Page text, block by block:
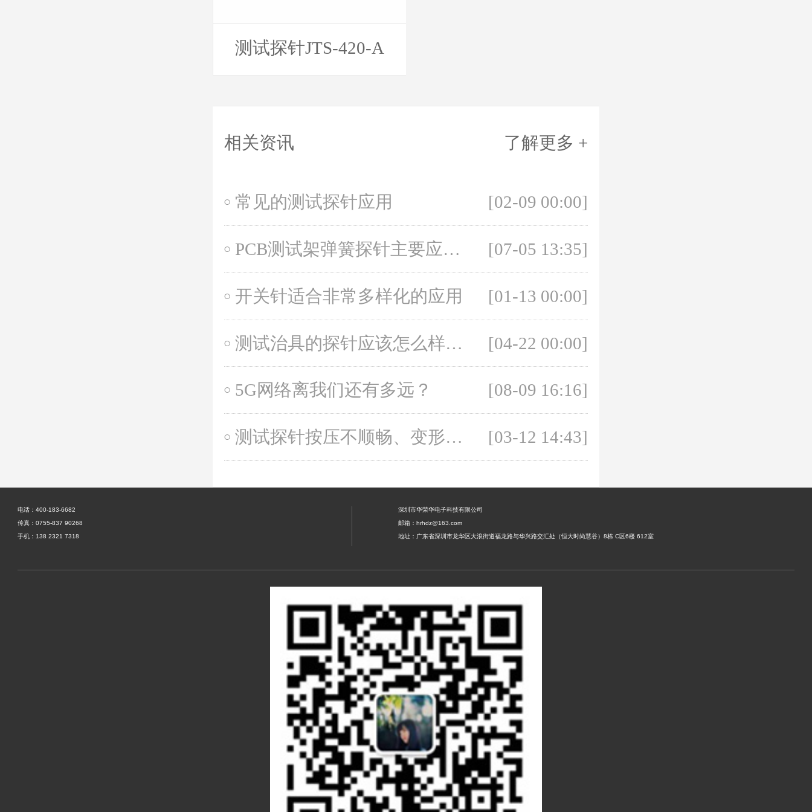
测试探针JTS-420-A
相关资讯 了解更多 +
常见的测试探针应用 [02-09 00:00]
PCB测试架弹簧探针主要应用在哪些方面呢？ [07-05 13:35]
开关针适合非常多样化的应用 [01-13 00:00]
测试治具的探针应该怎么样选择 [04-22 00:00]
5G网络离我们还有多远？ [08-09 16:16]
测试探针按压不顺畅、变形应该怎么解决呢？ [03-12 14:43]
电话：400-183-6682
传真：0755-837 90268
手机：138 2321 7318
深圳市华荣华电子科技有限公司
邮箱：hrhdz@163.com
地址：广东省深圳市龙华区大浪街道福龙路与华兴路交汇处（恒大时尚慧谷）8栋 C区6楼 612室